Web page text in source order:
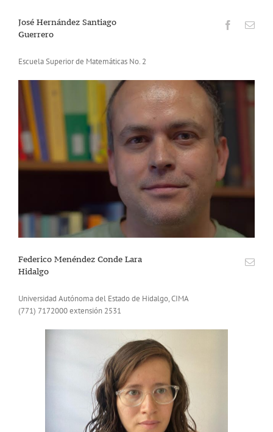
José Hernández Santiago
Guerrero
Escuela Superior de Matemáticas No. 2
Federico Menéndez Conde Lara
Hidalgo
Universidad Autónoma del Estado de Hidalgo, CIMA
(771) 7172000 extensión 2531